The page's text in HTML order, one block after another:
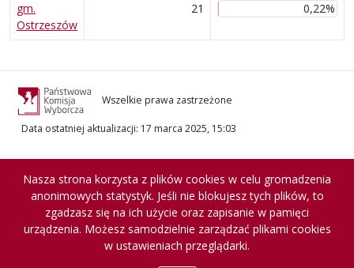
gm.
Ostrzeszów
21 0,22%
Wszelkie prawa zastrzeżone
Data ostatniej aktualizacji: 17 marca 2025, 15:03
Nasza strona korzysta z plików cookies w celu gromadzenia
anonimowych statystyk. Jeśli nie blokujesz tych plików, to
zgadzasz się na ich użycie oraz zapisanie w pamięci
urządzenia. Możesz samodzielnie zarządzać plikami cookies
w ustawieniach przeglądarki.